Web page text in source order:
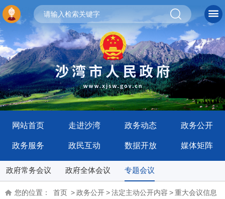
网站首页 走进沙湾 政务动态 政务公开
政务服务 政民互动 数据开放 媒体矩阵
政府常务会议 政府全体会议 专题会议
您的位置： 首页 >政务公开>法定主动公开内容 >重大会议信息